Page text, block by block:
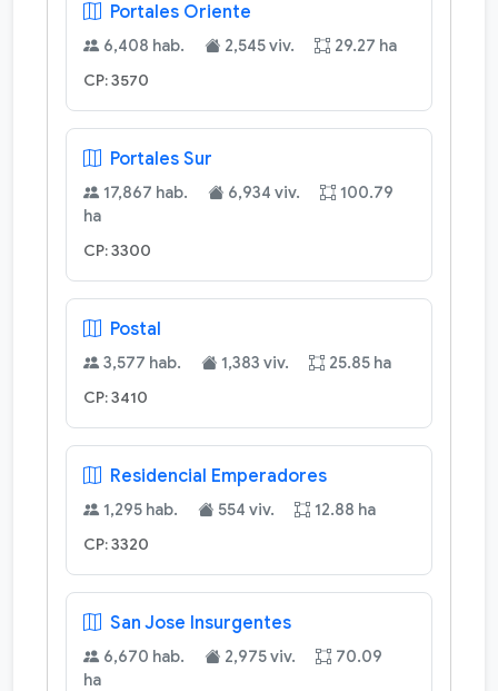
Portales Oriente
6,408 hab. 2,545 viv. 29.27 ha
CP: 3570
Portales Sur
17,867 hab. 6,934 viv.
100.79
ha
CP: 3300
Postal
3,577 hab. 1,383 viv. 25.85 ha
CP: 3410
Residencial Emperadores
1,295 hab. 554 viv. 12.88 ha
CP: 3320
San Jose Insurgentes
6,670 hab. 2,975 viv.
70.09
ha